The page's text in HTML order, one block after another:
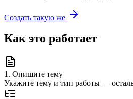
Создать такую же
Как это работает
1 . Опишите тему
Укажите тему и тип работы —